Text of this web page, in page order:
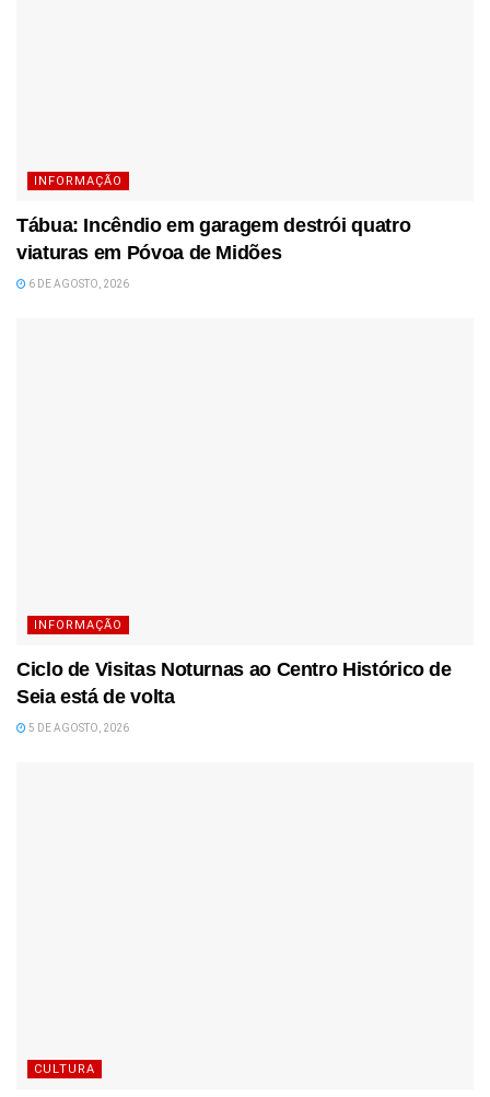
INFORMAÇÃO
Tábua: Incêndio em garagem destrói quatro
viaturas em Póvoa de Midões
6 DE AGOSTO, 2026
INFORMAÇÃO
Ciclo de Visitas Noturnas ao Centro Histórico de
Seia está de volta
5 DE AGOSTO, 2026
CULTURA